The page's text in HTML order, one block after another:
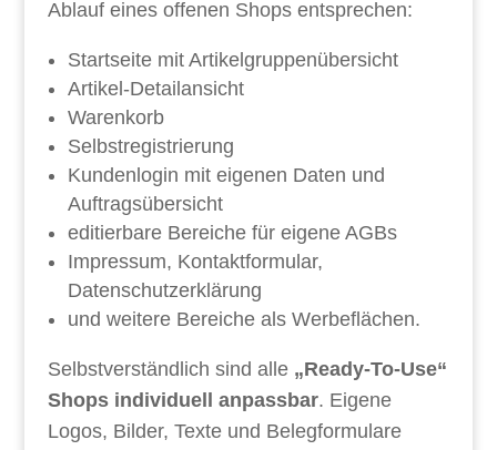
Ablauf eines offenen Shops entsprechen:
Startseite mit Artikelgruppenübersicht
Artikel-Detailansicht
Warenkorb
Selbstregistrierung
Kundenlogin mit eigenen Daten und
Auftragsübersicht
editierbare Bereiche für eigene AGBs
Impressum, Kontaktformular,
Datenschutzerklärung
und weitere Bereiche als Werbeflächen.
Selbstverständlich sind alle „Ready-To-Use“
Shops individuell anpassbar. Eigene
Logos, Bilder, Texte und Belegformulare